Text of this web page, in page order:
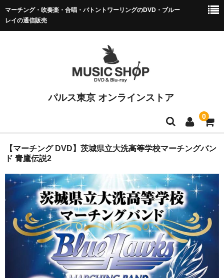
マーチング・吹奏楽・合唱・バトントワーリングのDVD・ブルー
レイの通信販売
パルス東京 オンラインストア
0
マーチング DVD/BD
小学校バンドフェス
マーチング全国大会
マーチンググランプリ
有名マーチングバンド特集
マーチング指導法
【マーチング DVD】茨城県立大洗高等学校マーチングバン
ド 青鷹伝説2